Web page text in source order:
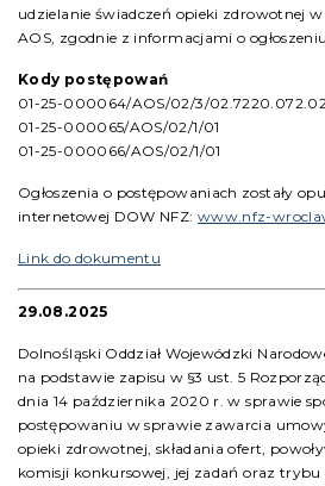
udzielanie świadczeń opieki zdrowotnej
AOS, zgodnie z informacjami o
Kody postępowań
01-25-000064/AOS/02/3/
01-25-000065/AOS/02/1/01
01-25-000066/AOS/02/1/01
Ogłoszenia o postępowaniach zostały
internetowej DOW NFZ: www.nfz-
Link do dokumentu
29.08.2025
Dolnośląski Oddział Wojewódzki
na podstawie zapisu w §3 ust. 5
dnia 14 października 2020 r. w sprawie
postępowaniu w sprawie zawarcia
opieki zdrowotnej, składania ofert,
komisji konkursowej, jej zadań oraz